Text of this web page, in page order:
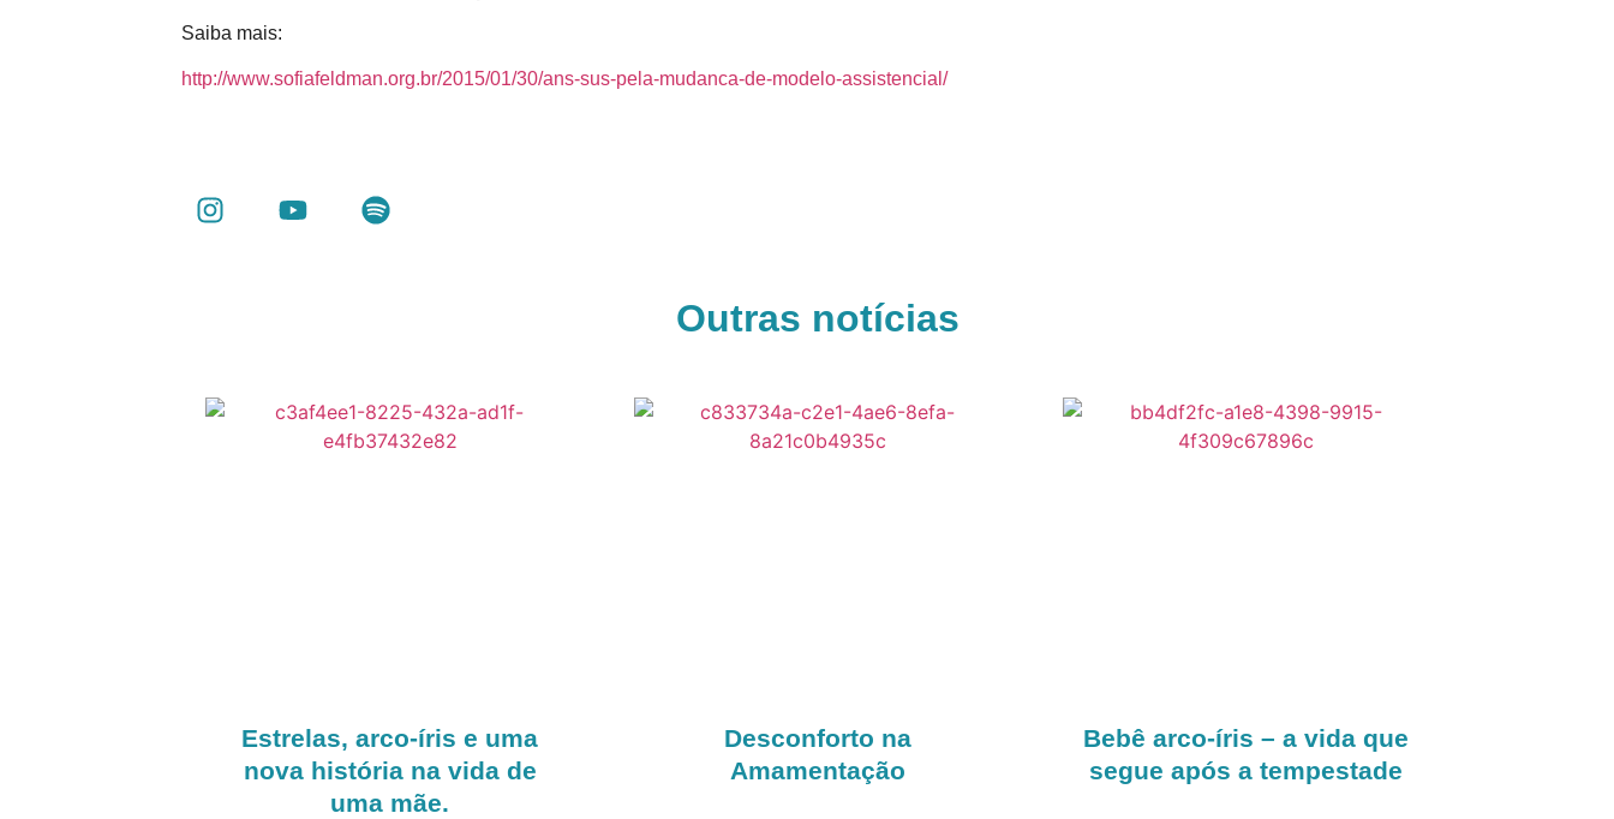
Saiba mais:
http://www.sofiafeldman.org.br/2015/01/30/ans-sus-pela-mudanca-de-modelo-assistencial/
Outras notícias
Estrelas, arco-íris e uma
nova história na vida de
uma mãe.
Desconforto na
Amamentação
Bebê arco-íris – a vida que
segue após a tempestade